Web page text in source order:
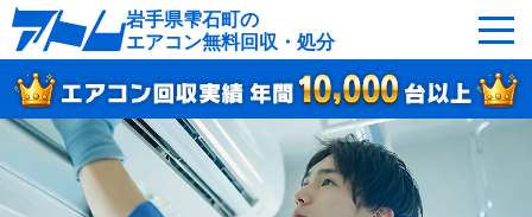
岩手県雫石町の
エアコン無料回収・処分
サービスの特徴 回収可能なエアコン
対応エリア 回収の流れ